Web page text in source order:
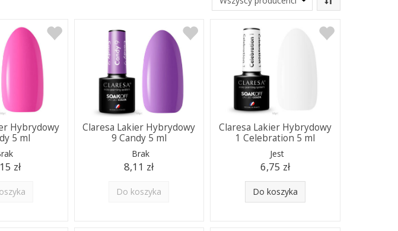
Hybrydowy
5 ml
zł
Claresa Lakier Hybrydowy
9 Candy 5 ml
Brak
8,11 zł
Do koszyka
Claresa Lakier Hybrydowy
1 Celebration 5 ml
Jest
6,75 zł
Do koszyka